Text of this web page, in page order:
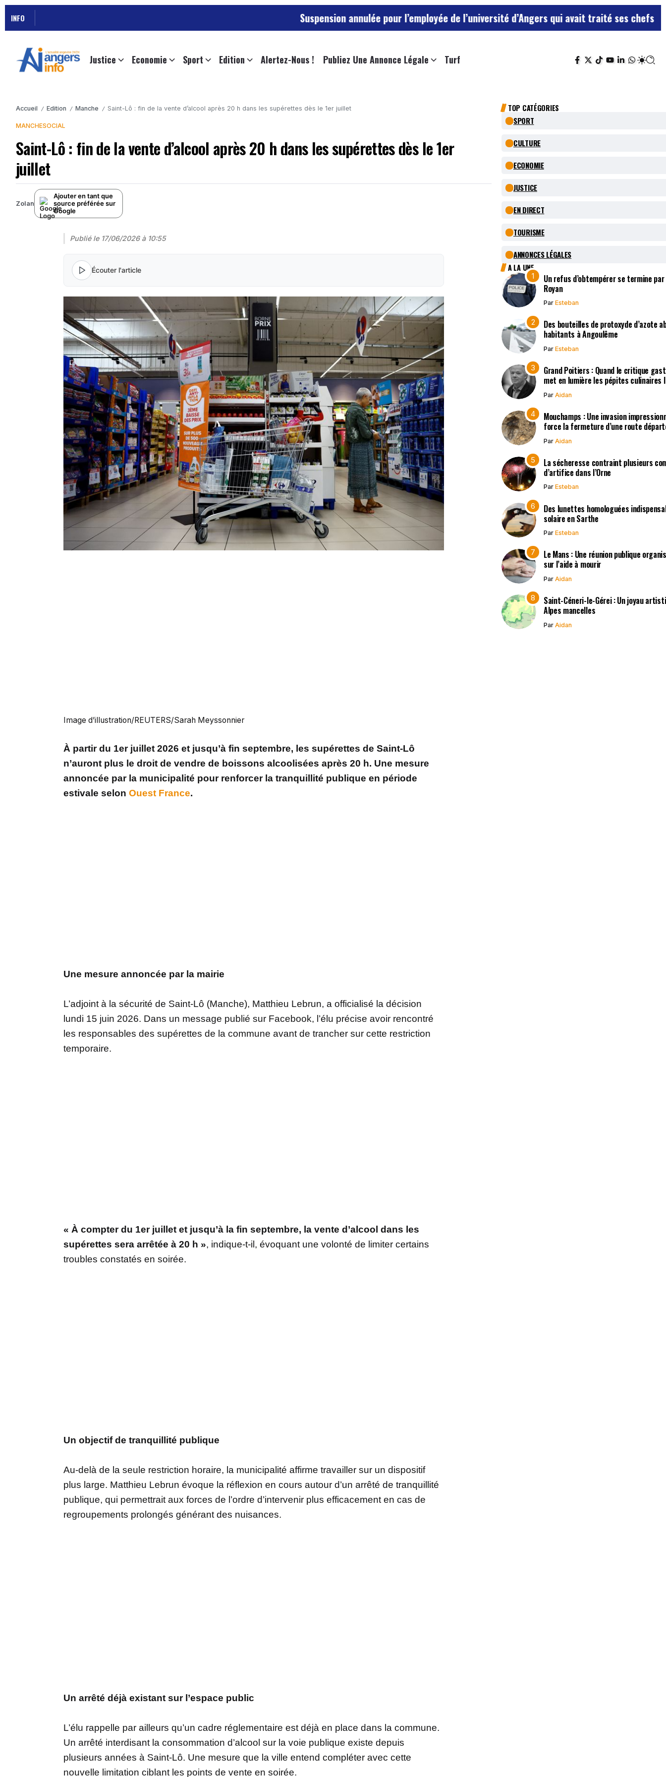
INFO Suspension annulée pour l’employée de l’université d’Angers qui avait traité ses chefs de “chiens”Le
Justice Economie Sport Edition Alertez-Nous ! Publiez Une Annonce Légale Turf
Accueil / Edition / Manche / Saint-Lô : fin de la vente d’alcool après 20 h dans les supérettes dès le 1er juillet
MANCHESOCIAL
Saint-Lô : fin de la vente d’alcool après 20 h dans les supérettes dès le 1er
juillet
Zolan
Ajouter en tant que
source préférée sur
Google
Publié le 17/06/2026 à 10:55
Écouter l'article
Image d’illustration/REUTERS/Sarah Meyssonnier
À partir du 1er juillet 2026 et jusqu’à fin septembre, les supérettes de Saint-Lô
n’auront plus le droit de vendre de boissons alcoolisées après 20 h. Une mesure
annoncée par la municipalité pour renforcer la tranquillité publique en période
estivale selon Ouest France.
Une mesure annoncée par la mairie
L’adjoint à la sécurité de Saint-Lô (Manche), Matthieu Lebrun, a officialisé la décision
lundi 15 juin 2026. Dans un message publié sur Facebook, l’élu précise avoir rencontré
les responsables des supérettes de la commune avant de trancher sur cette restriction
temporaire.
« À compter du 1er juillet et jusqu’à la fin septembre, la vente d’alcool dans les
supérettes sera arrêtée à 20 h », indique-t-il, évoquant une volonté de limiter certains
troubles constatés en soirée.
Un objectif de tranquillité publique
Au-delà de la seule restriction horaire, la municipalité affirme travailler sur un dispositif
plus large. Matthieu Lebrun évoque la réflexion en cours autour d’un arrêté de tranquillité
publique, qui permettrait aux forces de l’ordre d’intervenir plus efficacement en cas de
regroupements prolongés générant des nuisances.
Un arrêté déjà existant sur l’espace public
L’élu rappelle par ailleurs qu’un cadre réglementaire est déjà en place dans la commune.
Un arrêté interdisant la consommation d’alcool sur la voie publique existe depuis
plusieurs années à Saint-Lô. Une mesure que la ville entend compléter avec cette
nouvelle limitation ciblant les points de vente en soirée.
TOP CATÉGORIES
SPORT
CULTURE
ECONOMIE
JUSTICE
EN DIRECT
TOURISME
ANNONCES LÉGALES
A LA UNE
Un refus d’obtempérer se termine
Royan
Par Esteban
Des bouteilles de protoxyde d’azote
habitants à Angoulême
Par Esteban
Grand Poitiers : Quand le critique
met en lumière les pépites culinaires
Par Aidan
Mouchamps : Une invasion
force la fermeture d’une route
Par Aidan
La sécheresse contraint plusieurs
d’artifice dans l’Orne
Par Esteban
Des lunettes homologuées
solaire en Sarthe
Par Esteban
Le Mans : Une réunion publique
sur l’aide à mourir
Par Aidan
Saint-Céneri-le-Gérei : Un joyau
Alpes mancelles
Par Aidan